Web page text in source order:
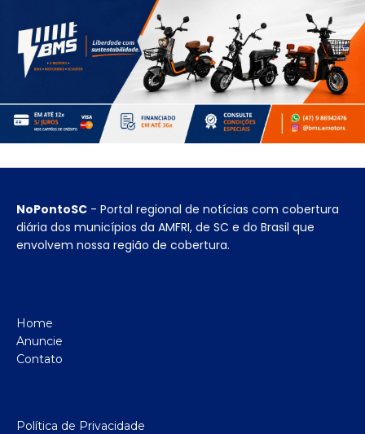
NoPontoSC - Portal regional de notícias com cobertura
diária dos municípios da AMFRI, de SC e do Brasil que
envolvem nossa região de cobertura.
Home
Anuncie
Contato
Política de Privacidade